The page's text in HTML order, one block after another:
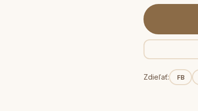
Zdieľať: FB